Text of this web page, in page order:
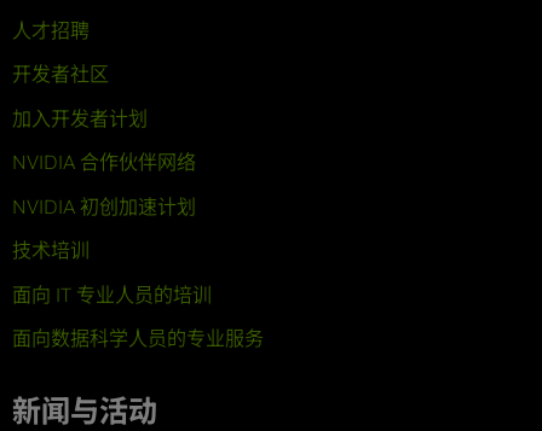
人才招聘
开发者社区
加入开发者计划
NVIDIA 合作伙伴网络
NVIDIA 初创加速计划
技术培训
面向 IT 专业人员的培训
面向数据科学人员的专业服务
新闻与活动